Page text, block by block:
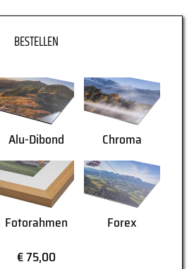
Lieferung
Zahlung
Alu-Dibond Chroma
Fotorahmen
Forex
€ 75,00